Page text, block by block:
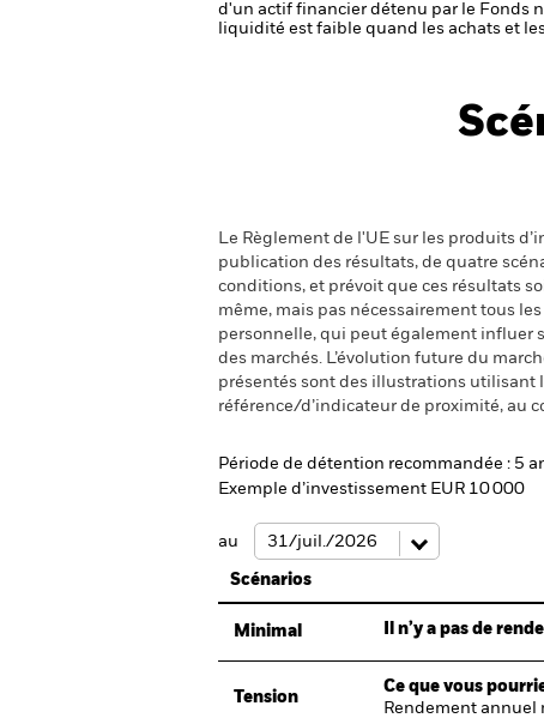
d'un actif financier détenu par le Fonds
liquidité est faible quand les achats et
Le Règlement de l'UE sur les produits
publication des résultats, de quatre
conditions, et prévoit que ces résultats
même, mais pas nécessairement tous
personnelle, qui peut également influer
des marchés. L’évolution future du
présentés sont des illustrations utilisant
référence/d’indicateur de proximité, au
Période de détention recommandée : 5
Exemple d’investissement EUR 10 000
au
Scénarios
Minimal Il n’y a pas de
Tension
Ce que vous
Rendement annuel